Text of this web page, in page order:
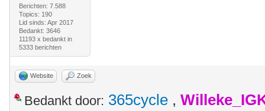
Berichten: 7.588
Topics: 190
Lid sinds: Apr 2017
Bedankt: 3646
11193 x bedankt in
5333 berichten
Website Zoek
Bedankt door: 365cycle ,